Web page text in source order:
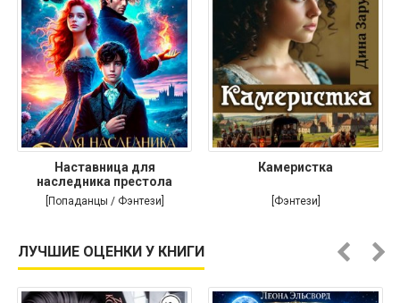
Наставница для
наследника престола
[Попаданцы / Фэнтези]
Камеристка
[Фэнтези]
ЛУЧШИЕ ОЦЕНКИ У КНИГИ